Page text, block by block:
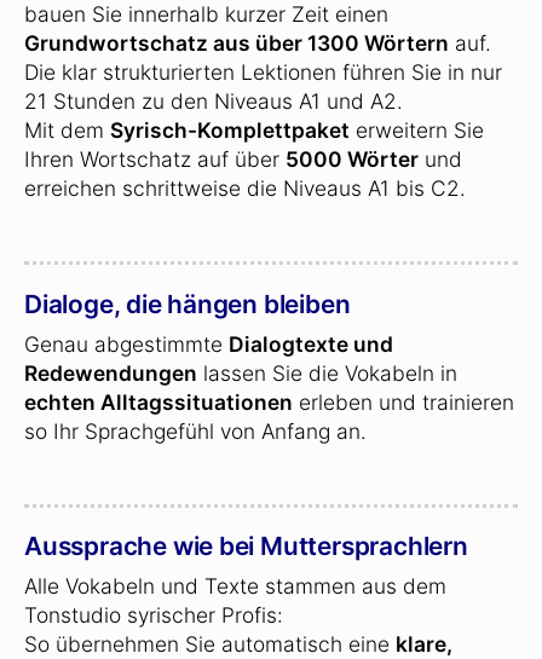
bauen Sie innerhalb kurzer Zeit einen
Grundwortschatz aus über 1300 Wörtern auf.
Die klar strukturierten Lektionen führen Sie in nur
21 Stunden zu den Niveaus A1 und A2.
Mit dem Syrisch-Komplettpaket erweitern Sie
Ihren Wortschatz auf über 5000 Wörter und
erreichen schrittweise die Niveaus A1 bis C2.
Dialoge, die hängen bleiben
Genau abgestimmte Dialogtexte und
Redewendungen lassen Sie die Vokabeln in
echten Alltagssituationen erleben und trainieren
so Ihr Sprachgefühl von Anfang an.
Aussprache wie bei Muttersprachlern
Alle Vokabeln und Texte stammen aus dem
Tonstudio syrischer Profis:
So übernehmen Sie automatisch eine klare,